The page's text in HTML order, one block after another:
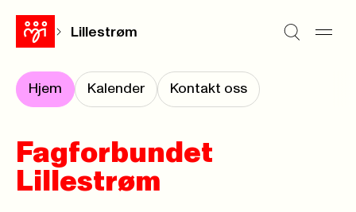
Lillestrøm
Hjem Kalender Kontakt oss
Fagforbundet
Lillestrøm